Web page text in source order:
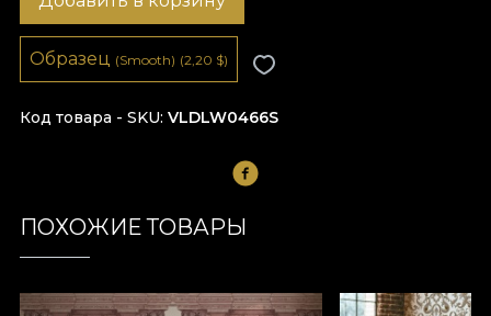
Код товара - SKU VLDLW0466S
Образец (Smooth) (2,20 $)
ПОХОЖИЕ ТОВАРЫ